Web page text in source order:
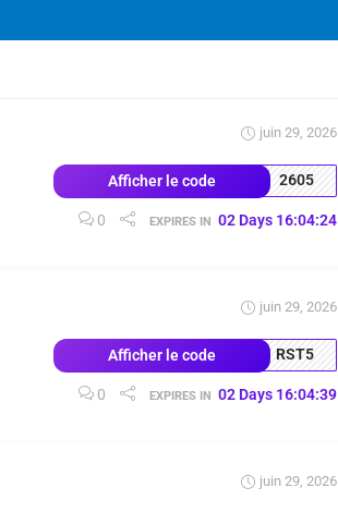
juin 29, 2026
Afficher le code 2605
0 EXPIRES IN 02 Days 16:04:24
juin 29, 2026
Afficher le code RST5
0 EXPIRES IN 02 Days 16:04:39
juin 29, 2026